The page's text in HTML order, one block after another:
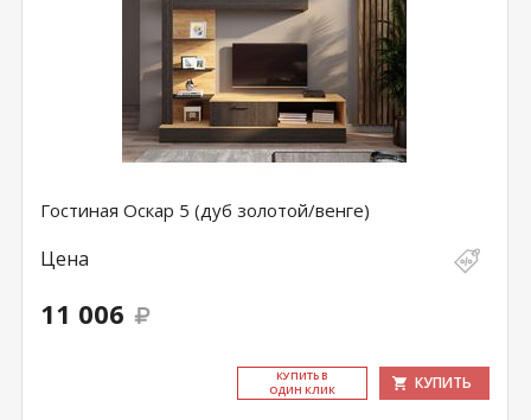
Гостиная Оскар 5 (дуб золотой/венге)
Цена
11 006
КУ­ПИТЬ В
ОДИН КЛИК
КУПИТЬ